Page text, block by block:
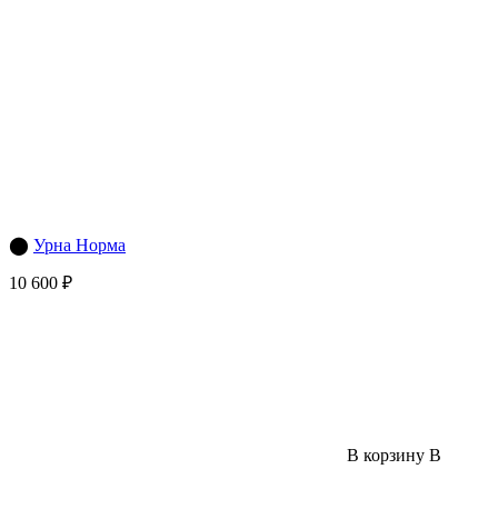
⬤ Урна Норма
10 600 ₽
В корзину В